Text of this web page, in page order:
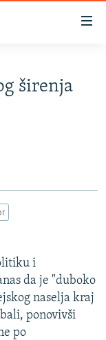
širenja
i
da je "duboko
naselja kraj
ponovivši
po